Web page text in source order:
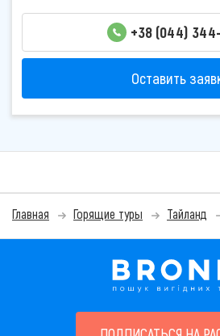
+38 (044)
Оставить
Главная Горящие туры Тайланд